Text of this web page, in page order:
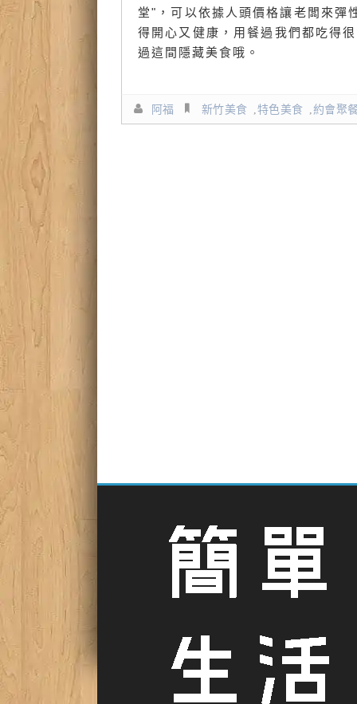
堂"，可以依據人頭價格讓老闆來彈
得開心又健康，用餐過我們都吃得
過這間隱藏美食哦。
阿福 新竹美食 特色美食 約會聚